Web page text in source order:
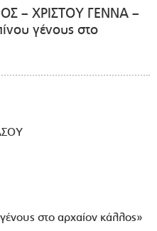
– ΧΡΙΣΤΟΥ ΓΕΝΝΑ –
γένους στο
στο αρχαίον κάλλος»